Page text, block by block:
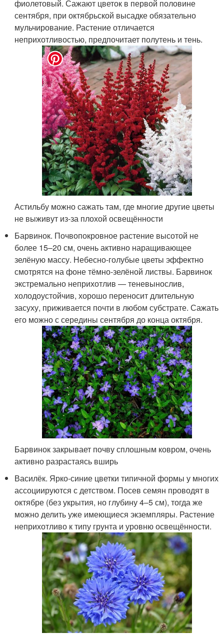
фиолетовый. Сажают цветок в первой половине
сентября, при октябрьской высадке обязательно
мульчирование. Растение отличается
неприхотливостью, предпочитает полутень и тень.
Астильбу можно сажать там, где многие другие цветы
не выживут из-за плохой освещённости
Барвинок. Почвопокровное растение высотой не
более 15–20 см, очень активно наращивающее
зелёную массу. Небесно-голубые цветы эффектно
смотрятся на фоне тёмно-зелёной листвы. Барвинок
экстремально неприхотлив — теневынослив,
холодоустойчив, хорошо переносит длительную
засуху, приживается почти в любом субстрате. Сажать
его можно с середины сентября до конца октября.
Барвинок закрывает почву сплошным ковром, очень
активно разрастаясь вширь
Василёк. Ярко-синие цветки типичной формы у многих
ассоциируются с детством. Посев семян проводят в
октябре (без укрытия, но глубину 4–5 см), тогда же
можно делить уже имеющиеся экземпляры. Растение
неприхотливо к типу грунта и уровню освещённости.